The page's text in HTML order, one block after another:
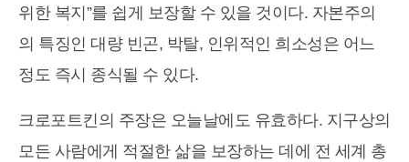
위한 복지”를 쉽게 보장할 수 있을 것이다. 자본주의
의 특징인 대량 빈곤, 박탈, 인위적인 희소성은 어느
정도 즉시 종식될 수 있다.
크로포트킨의 주장은 오늘날에도 유효하다. 지구상의
모든 사람에게 적절한 삶을 보장하는 데에 전 세계 총